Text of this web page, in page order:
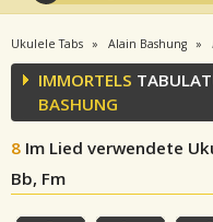
Ukulele Tabs Alain Bashung
IMMORTELS
BASHUNG
8 Im Lied verwendete
Bb, Fm